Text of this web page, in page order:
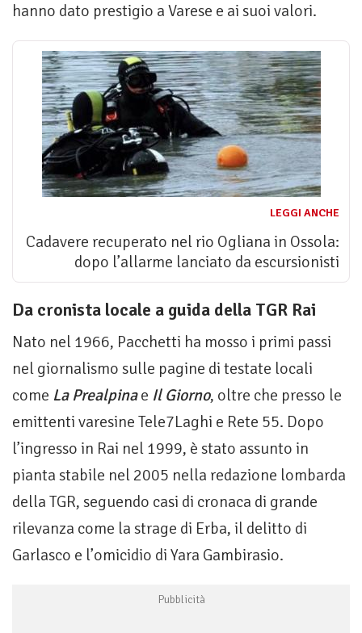
hanno dato prestigio a Varese e ai suoi valori.
LEGGI ANCHE
Cadavere recuperato nel rio Ogliana in Ossola:
dopo l’allarme lanciato da escursionisti
Da cronista locale a guida della TGR Rai
Nato nel 1966, Pacchetti ha mosso i primi passi
nel giornalismo sulle pagine di testate locali
come La Prealpinae Il Giorno, oltre che presso le
emittenti varesine Tele7Laghi e Rete 55. Dopo
l’ingresso in Rai nel 1999, è stato assunto in
pianta stabile nel 2005 nella redazione lombarda
della TGR, seguendo casi di cronaca di grande
rilevanza come la strage di Erba, il delitto di
Garlasco e l’omicidio di Yara Gambirasio.